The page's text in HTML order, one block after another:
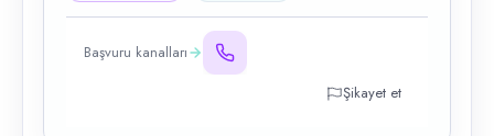
Başvuru kanalları
Şikayet et